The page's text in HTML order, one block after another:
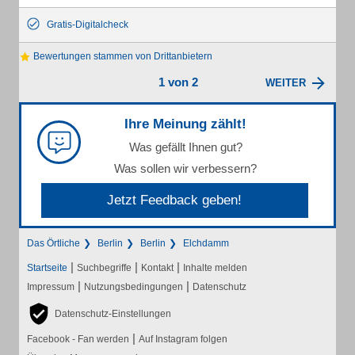
Gratis-Digitalcheck
Bewertungen stammen von Drittanbietern
1 von 2 WEITER
Ihre Meinung zählt!
Was gefällt Ihnen gut?
Was sollen wir verbessern?
Jetzt Feedback geben!
Das Örtliche Berlin Berlin Elchdamm
Startseite | Suchbegriffe | Kontakt | Inhalte melden
Impressum | Nutzungsbedingungen | Datenschutz
Datenschutz-Einstellungen
Facebook - Fan werden | Auf Instagram folgen